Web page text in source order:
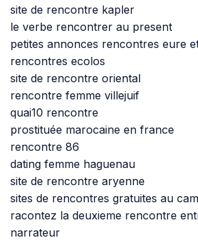
site de rencontre kapler
le verbe rencontrer au present
petites annonces rencontres eure
rencontres ecolos
site de rencontre oriental
rencontre femme villejuif
quai10 rencontre
prostituée marocaine en france
rencontre 86
dating femme haguenau
site de rencontre aryenne
sites de rencontres gratuites au
racontez la deuxieme rencontre
narrateur